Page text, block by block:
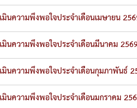
มพันธ์
นธ์
นความพึงพอใจประจำเดือนเมษายน
นความพึงพอใจประจำเดือนมีนาคม
นความพึงพอใจประจำเดือนกุมภาพันธ์
นความพึงพอใจประจำเดือนมกราคม